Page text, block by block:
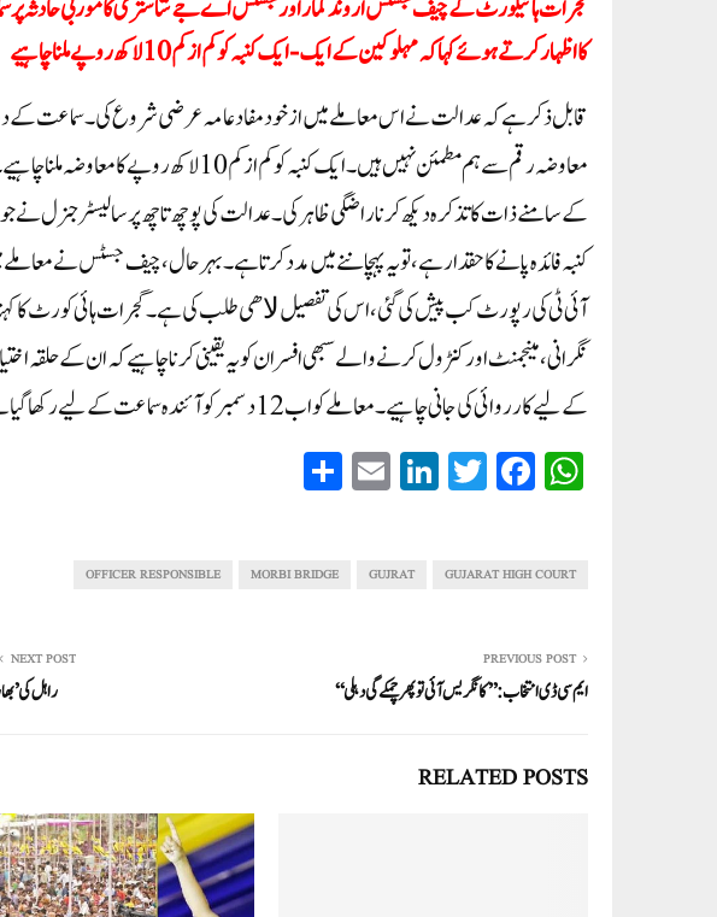
گجرات ہائیکورٹ کے چیف جسٹس اروند کمار اور جسٹس اے جے شاستری کا موربی حادثہ پر
کا اظہار کرتے ہوئے کہا کہ مہلوکین کےایک- ایک کنبہ کو کم از کم 10 لاکھ روپے ملنا چاہیے
قابل ذکر ہے کہ عدالت نے اس معاملے میں از خود مفاد عامہ عرضی شروع کی۔ سماعت کے
معاوضہ رقم سے ہم مطمئن نہیں ہیں۔ ایک کنبہ کو
کے سامنے ذات کا تذکرہ دیکھ کر ناراضگی ظاہر کی۔ عدالت کی پوچھ تاچھ پر سالیسٹر جنرل
کنبہ فائدہ پانے کا حقدار ہے، تو یہ پہچاننے میں مدد کرتا ہے۔ بہر حال، چیف جسٹس نے
آئی ٹی کی رپورٹ کب پیش کی گئی، اس کی تفصیل ﻻھی طلب کی ہے۔گجرات ہائی کورٹ کا
نگرانی، مینجمنٹ اور کنٹرول کرنے والے سبھی افسران کو یہ یقینی کرنا چاہیے کہ ان کے حلقہ
کے لیے کارروائی کی جانی چاہیے۔ معاملے کو اب 12 دسمبر کو آئندہ سماعت کے لیے رکھا گیا ہے۔
W
ha
A
Fa
ce
ok
T
wi
r
Li
nk
In
E
m
GUJARAT HIGH COURT
GUJRAT
MORBI BRIDGE
OFFICER RESPONSIBLE
PREVIOUS POST
ایم سی ڈی انتخاب: ’’کانگریس آئی تو پھر چمکے گی دہلی‘‘
NEXT POST
راہل کی
RELATED POSTS